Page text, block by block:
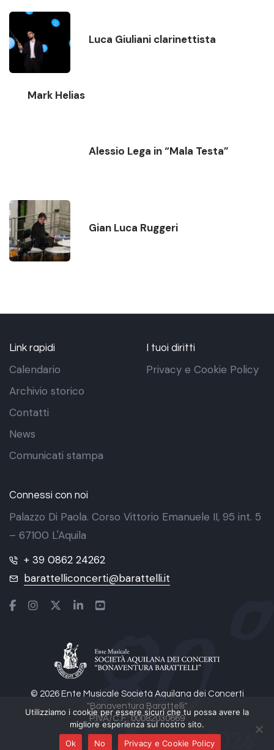
Luca Giuliani clarinettista
Mark Helias
Alessio Lega in “Mala Testa”
Gian Luca Ruggeri
© 2026 Ente Musicale Società Aquilana dei Concerti
"Bonaventura Barattelli"
P.IVA/C.F.: 00082030669
Link rapidi
Calendario
Archivio storico
Contatti
News
Comunicati stampa
I tuoi diritti
Privacy e Cookie Policy
Connessi con noi
Palazzo Di Paola. Corso Vittorio Emanuele II, 95 int. 5
– 67100 L'Aquila
+ 39 0862 24262
barattelliconcerti@barattelli.it
Utilizziamo i cookie per essere sicuri che tu possa avere la
migliore esperienza sul nostro sito.
Ok
No Privacy e Cookie Policy